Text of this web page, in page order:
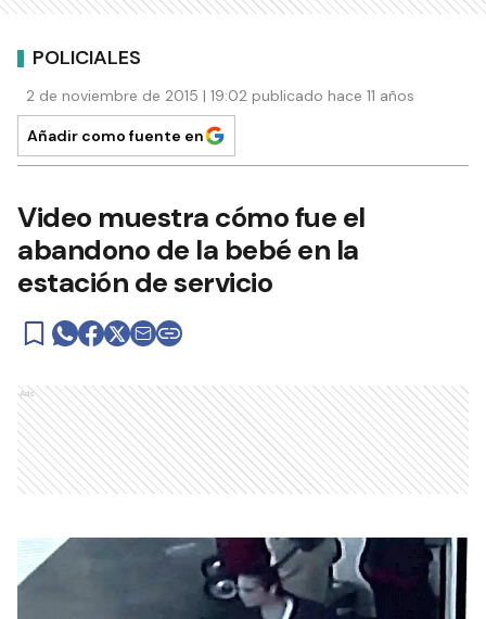
POLICIALES
2 de noviembre de 2015 | 19:02 publicado hace 11 años
Añadir como fuente en
Video muestra cómo fue el
abandono de la bebé en la
estación de servicio
Ads